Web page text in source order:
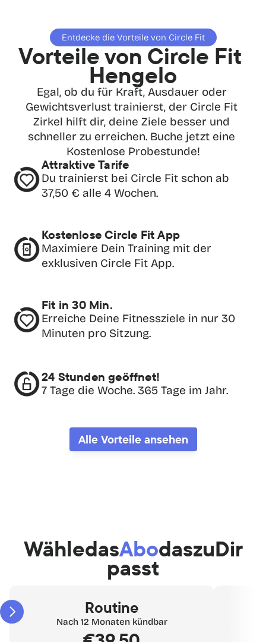
Entdecke die Vorteile von Circle Fit
Vorteile von Circle Fit
Hengelo
Egal, ob du für Kraft, Ausdauer oder
Gewichtsverlust trainierst, der Circle Fit
Zirkel hilft dir, deine Ziele besser und
schneller zu erreichen. Buche jetzt eine
Kostenlose Probestunde!
Attraktive Tarife
Du trainierst bei Circle Fit schon ab
37,50 € alle 4 Wochen.
Kostenlose Circle Fit App
Maximiere Dein Training mit der
exklusiven Circle Fit App.
Fit in 30 Min.
Erreiche Deine Fitnessziele in nur 30
Minuten pro Sitzung.
24 Stunden geöffnet!
7 Tage die Woche. 365 Tage im Jahr.
Alle Vorteile ansehen
WähledasAbodaszuDir
passt
Routine
Nach 12 Monaten kündbar